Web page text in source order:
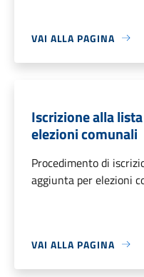
VAI ALLA PAGINA
Iscrizione alla
elezioni comunali
Procedimento di
aggiunta per elezioni
VAI ALLA PAGINA